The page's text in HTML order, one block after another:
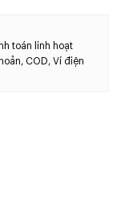
toán linh hoạt
COD, Ví điện